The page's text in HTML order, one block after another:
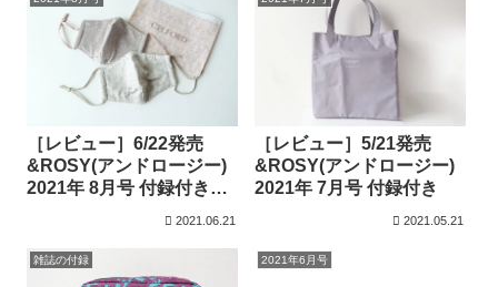
トレーナー
［レビュー］6/22発売
&ROSY(アンドロージー)
2021年 8月号 付録付き雑
2021.06.21
［レビュー］5/21発売
&ROSY(アンドロージー)
2021年 7月号 付録付き
2021.05.21
雑誌の付録 2021年6月号